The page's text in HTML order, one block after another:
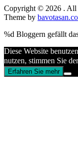
Copyright © 2026 . All
Theme by
%d Bloggern gefällt
Diese Website
nutzen, stimmen Sie
Erfahren Sie mehr